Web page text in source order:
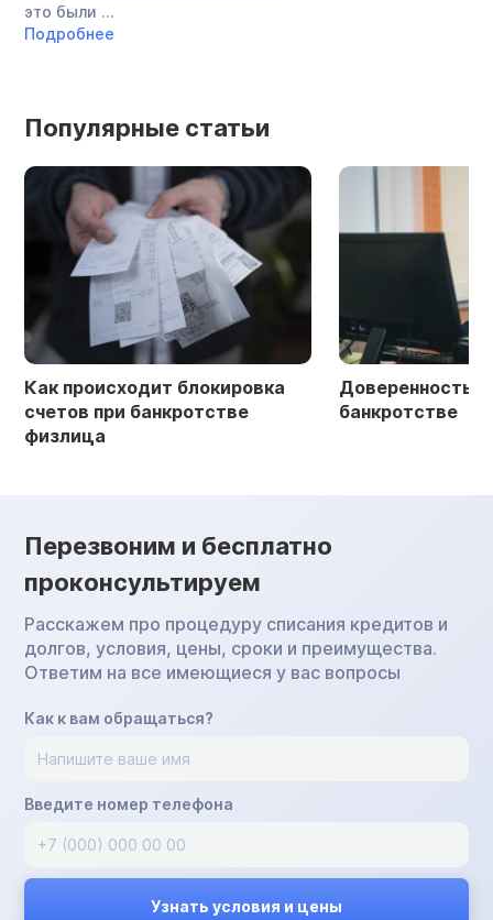
это были ...
Подробнее
Популярные статьи
Как происходит блокировка
счетов при банкротстве
физлица
Доверенность
банкротстве
Перезвоним и бесплатно
проконсультируем
Расскажем про процедуру списания кредитов и
долгов, условия, цены, сроки и преимущества.
Ответим на все имеющиеся у вас вопросы
Как к вам обращаться?
Введите номер телефона